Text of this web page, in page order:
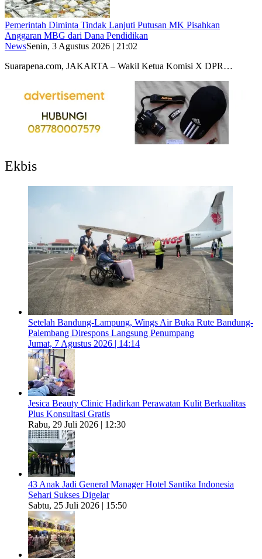
Pemerintah Diminta Tindak Lanjuti Putusan MK Pisahkan
Anggaran MBG dari Dana Pendidikan
NewsSenin, 3 Agustus 2026 | 21:02
Suarapena.com, JAKARTA – Wakil Ketua Komisi X DPR…
Ekbis
Setelah Bandung-Lampung, Wings Air Buka Rute Bandung-
Palembang Direspons Langsung Penumpang
Jumat, 7 Agustus 2026 | 14:14
Jesica Beauty Clinic Hadirkan Perawatan Kulit Berkualitas
Plus Konsultasi Gratis
Rabu, 29 Juli 2026 | 12:30
43 Anak Jadi General Manager Hotel Santika Indonesia
Sehari Sukses Digelar
Sabtu, 25 Juli 2026 | 15:50